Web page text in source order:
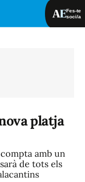
Fes-te
soci/a
platja
amb un
de tots els